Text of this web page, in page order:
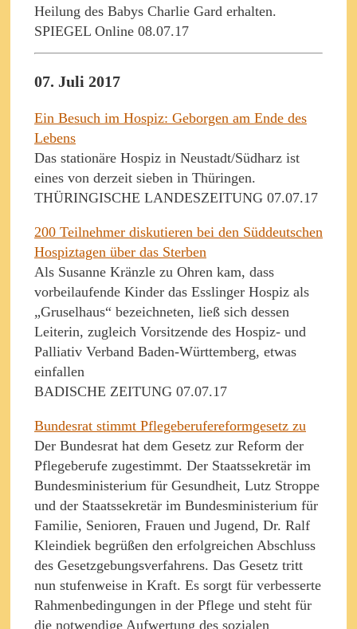
Heilung des Babys Charlie Gard erhalten.
SPIEGEL Online 08.07.17
07. Juli 2017
Ein Besuch im Hospiz: Geborgen am Ende des
Lebens
Das stationäre Hospiz in Neustadt/Südharz ist
eines von derzeit sieben in Thüringen.
THÜRINGISCHE LANDESZEITUNG 07.07.17
200 Teilnehmer diskutieren bei den Süddeutschen
Hospiztagen über das Sterben
Als Susanne Kränzle zu Ohren kam, dass
vorbeilaufende Kinder das Esslinger Hospiz als
„Gruselhaus“ bezeichneten, ließ sich dessen
Leiterin, zugleich Vorsitzende des Hospiz- und
Palliativ Verband Baden-Württemberg, etwas
einfallen
BADISCHE ZEITUNG 07.07.17
Bundesrat stimmt Pflegeberufereformgesetz zu
Der Bundesrat hat dem Gesetz zur Reform der
Pflegeberufe zugestimmt. Der Staatssekretär im
Bundesministerium für Gesundheit, Lutz Stroppe
und der Staatssekretär im Bundesministerium für
Familie, Senioren, Frauen und Jugend, Dr. Ralf
Kleindiek begrüßen den erfolgreichen Abschluss
des Gesetzgebungsverfahrens. Das Gesetz tritt
nun stufenweise in Kraft. Es sorgt für verbesserte
Rahmenbedingungen in der Pflege und steht für
die notwendige Aufwertung des sozialen